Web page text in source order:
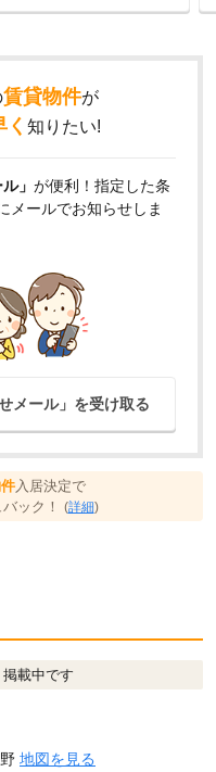
賃貸物件が
く 知りたい!
」 が便利！指定した条
メールでお知らせしま
メール」を受け取る
入居決定で
ック！ (詳細)
掲載中です
地図を見る